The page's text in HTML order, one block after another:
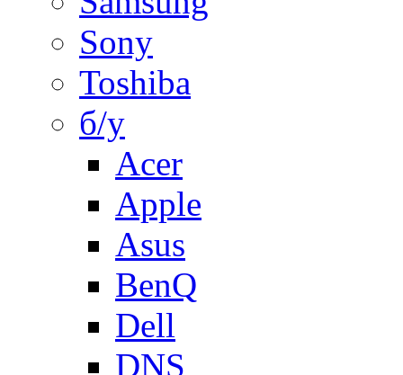
Sony
Toshiba
б/у
Acer
Apple
Asus
BenQ
Dell
DNS